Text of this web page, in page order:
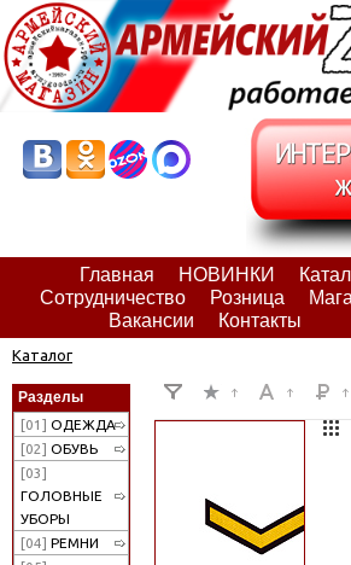
Главная НОВИНКИ
Сотрудничество
Розница
Вакансии
Контакты
Каталог
Разделы
[01] ОДЕЖДА
[02] ОБУВЬ
[03]
ГОЛОВНЫЕ
УБОРЫ
[04] РЕМНИ